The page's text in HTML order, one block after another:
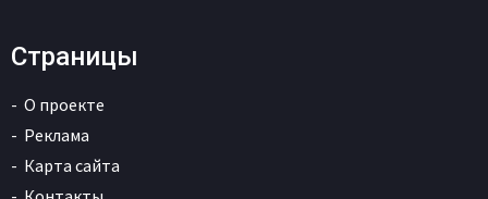
Страницы
О проекте
Реклама
Карта сайта